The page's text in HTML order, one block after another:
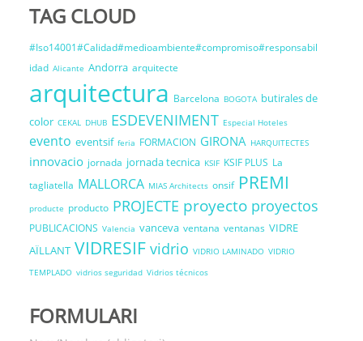
TAG CLOUD
#Iso14001#Calidad#medioambiente#compromiso#responsabil
idad Alicante Andorra arquitecte
arquitectura Barcelona BOGOTA butirales de
color CEKAL DHUB ESDEVENIMENT Especial Hoteles
evento eventsif feria FORMACION GIRONA HARQUITECTES
innovacio jornada jornada tecnica KSIF KSIF PLUS La
tagliatella MALLORCA MIAS Architects onsif PREMI
producte producto PROJECTE proyecto proyectos
PUBLICACIONS Valencia vanceva ventana ventanas VIDRE
AÏLLANT VIDRESIF vidrio VIDRIO LAMINADO VIDRIO
TEMPLADO vidrios seguridad Vidrios técnicos
FORMULARI